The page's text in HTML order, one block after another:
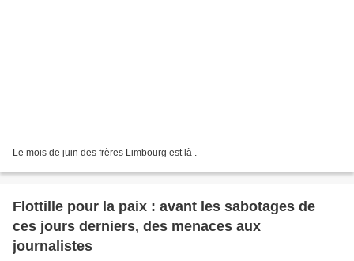
Le mois de juin des frères Limbourg est là .
Flottille pour la paix : avant les sabotages de
ces jours derniers, des menaces aux
journalistes